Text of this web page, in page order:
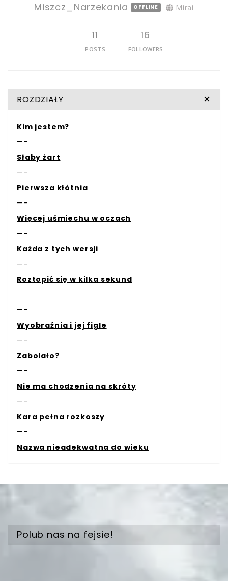
Miszcz_Narzekania OFFLINE Mirai
11
POSTS
16
FOLLOWERS
ROZDZIAŁY
Kim jestem?
—–
Słaby żart
—–
Pierwsza kłótnia
—–
Więcej uśmiechu w oczach
—–
Każda z tych wersji
—–
Roztopić się w kilka sekund
—–
Wyobraźnia i jej figle
—–
Zabolało?
—–
Nie ma chodzenia na skróty
—–
Kara pełna rozkoszy
—–
Nazwa nieadekwatna do wieku
Polub nas na fejsie!